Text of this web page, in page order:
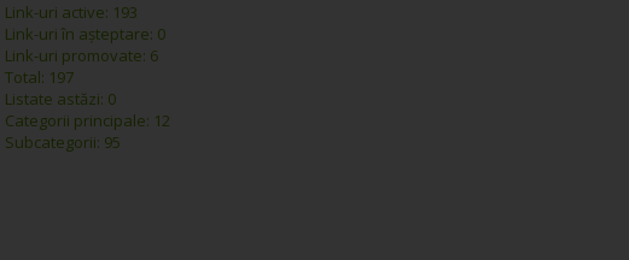
Link-uri active: 193
Link-uri în așteptare: 0
Link-uri promovate: 6
Total: 197
Listate astăzi: 0
Categorii principale: 12
Subcategorii: 95